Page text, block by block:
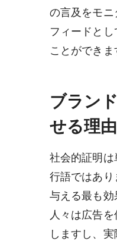
の言及をモ
フィードと
ことができま
ブラン
せる理由
社会的証明
行語ではあり
与える最も効
人々は広告
しますし、